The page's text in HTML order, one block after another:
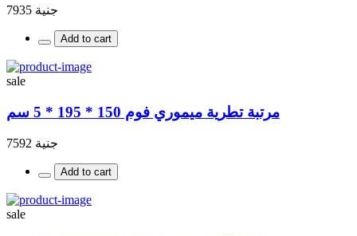
جنية 7935
Add to cart
sale
مرتبة تطرية ميموري فوم 150 * 195 * 5 سم
جنية 7592
Add to cart
sale